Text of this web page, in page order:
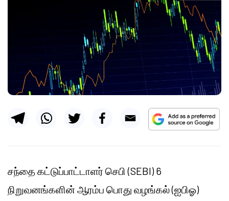
சந்தை கட்டுப்பாட்டாளர் செபி (SEBI) 6
நிறுவனங்களின் ஆரம்ப பொது வழங்கல் (ஐபிஓ)